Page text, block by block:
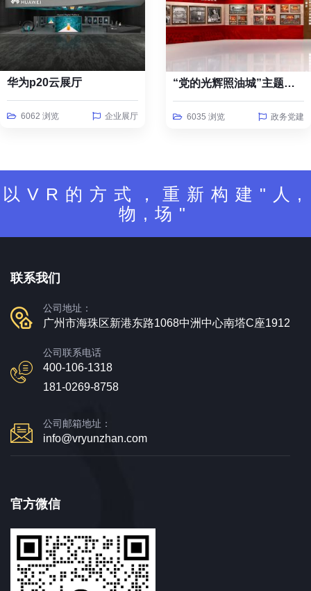
华为p20云展厅
6062 浏览 企业展厅
“党的光辉照油城”主题线上云展览
6035 浏览 政务党建
以VR的方式，重新构建"人,
物,场"
联系我们
公司地址：
广州市海珠区新港东路1068中洲中心南塔C座1912
公司联系电话
400-106-1318
181-0269-8758
公司邮箱地址：
info@vryunzhan.com
官方微信